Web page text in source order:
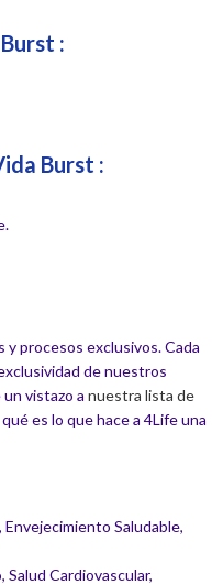
:
Burst :
procesos exclusivos. Cada
de nuestros
vistazo a nuestra lista de
es lo que hace a 4Life una
Saludable,
Salud Cardiovascular,